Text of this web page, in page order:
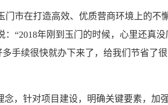
市在打造高效、优质营商环境上的不
“2018年刚到玉门的时候，心里还真
手续很快就办下来了，给我们节省了
，针对项目建设，明确关键要素，加